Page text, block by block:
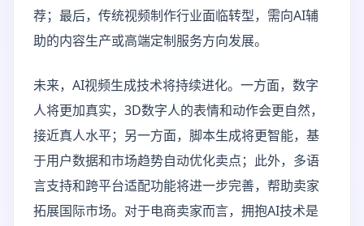
荐；最后，传统视频制作行业面临转型，需向AI辅
助的内容生产或高端定制服务方向发展。
未来，AI视频生成技术将持续进化。一方面，数字
人将更加真实，3D数字人的表情和动作会更自然，
接近真人水平；另一方面，脚本生成将更智能，基
于用户数据和市场趋势自动优化卖点；此外，多语
言支持和跨平台适配功能将进一步完善，帮助卖家
拓展国际市场。对于电商卖家而言，拥抱AI技术是